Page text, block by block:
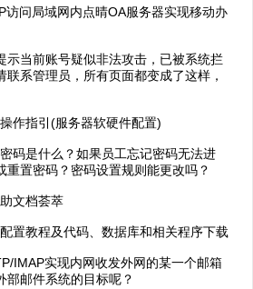
访问局域网内点晴OA服务器实现移动办
示当前账号疑似非法攻击，已被系统拦
联系管理员，所有页面都变成了这样，
作指引(服务器软硬件配置)
码是什么？如果员工忘记密码无法进
重置密码？密码设置规则能更改吗？
文档荟萃
置教程及代码、数据库和相关程序下载
IMAP实现内网收发外网的某一个邮箱
部邮件系统的目标呢？